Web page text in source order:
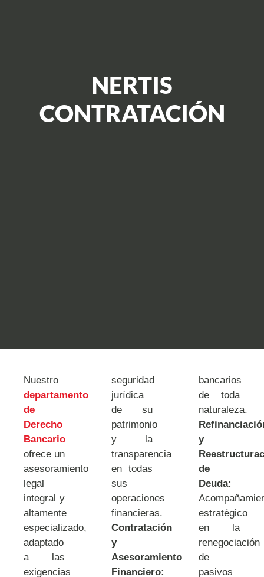
NERTIS
CONTRATACIÓN
Nuestro
departamento
de
Derecho
Bancario
ofrece un
asesoramiento
legal
integral y
altamente
especializado,
adaptado
a las
exigencias
seguridad
jurídica
de su
patrimonio
y la
transparencia
en todas
sus
operaciones
financieras.
Contratación
y
Asesoramiento
Financiero:
bancarios
de toda
naturaleza.
y
de
Deuda:
estratégico
en la
renegociación
de
pasivos